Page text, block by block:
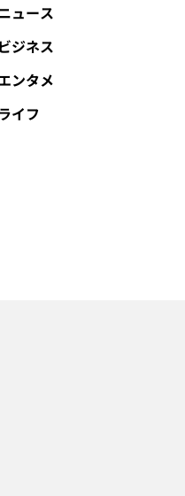
ュース
ビジネス
ンタメ
ライフ